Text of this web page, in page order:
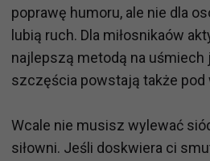
poprawę humoru, ale nie dla
lubią ruch. Dla miłosnikaów
najlepszą metodą na
szczęścia powstają także pod
Wcale nie musisz wylewać
siłowni. Jeśli doskwiera ci